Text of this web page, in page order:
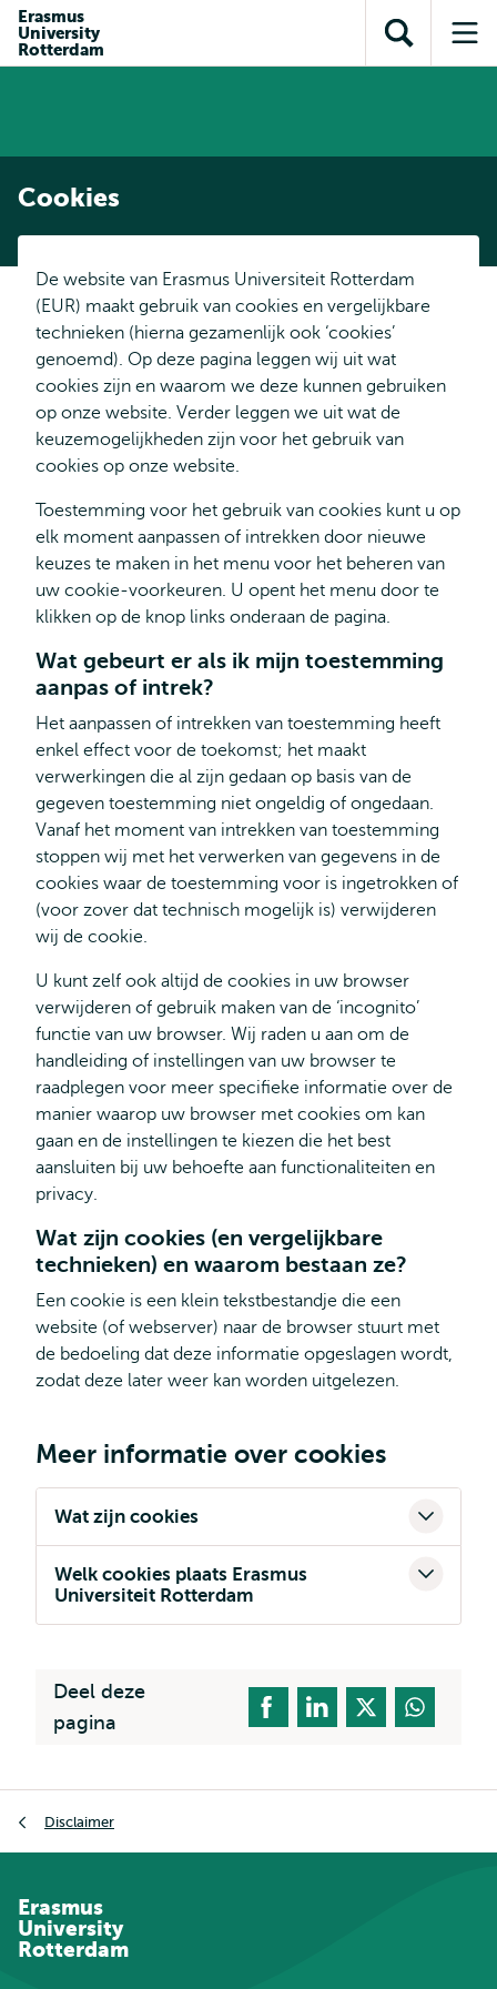
inhoud
Direct naar
subnavigatie
Erasmus
University
Rotterdam
Toon
zoekveld
Cookies
De website van Erasmus Universiteit Rotterdam
(EUR) maakt gebruik van cookies en vergelijkbare
technieken (hierna gezamenlijk ook ‘cookies’
genoemd). Op deze pagina leggen wij uit wat
cookies zijn en waarom we deze kunnen gebruiken
op onze website. Verder leggen we uit wat de
keuzemogelijkheden zijn voor het gebruik van
cookies op onze website.
Toestemming voor het gebruik van cookies kunt u op
elk moment aanpassen of intrekken door nieuwe
keuzes te maken in het menu voor het beheren van
uw cookie-voorkeuren. U opent het menu door te
klikken op de knop links onderaan de pagina.
Wat gebeurt er als ik mijn toestemming
aanpas of intrek?
Het aanpassen of intrekken van toestemming heeft
enkel effect voor de toekomst; het maakt
verwerkingen die al zijn gedaan op basis van de
gegeven toestemming niet ongeldig of ongedaan.
Vanaf het moment van intrekken van toestemming
stoppen wij met het verwerken van gegevens in de
cookies waar de toestemming voor is ingetrokken of
(voor zover dat technisch mogelijk is) verwijderen
wij de cookie.
U kunt zelf ook altijd de cookies in uw browser
verwijderen of gebruik maken van de ‘incognito’
functie van uw browser. Wij raden u aan om de
handleiding of instellingen van uw browser te
raadplegen voor meer specifieke informatie over de
manier waarop uw browser met cookies om kan
gaan en de instellingen te kiezen die het best
aansluiten bij uw behoefte aan functionaliteiten en
privacy.
Wat zijn cookies (en vergelijkbare
technieken) en waarom bestaan ze?
Een cookie is een klein tekstbestandje die een
website (of webserver) naar de browser stuurt met
de bedoeling dat deze informatie opgeslagen wordt,
zodat deze later weer kan worden uitgelezen.
Meer informatie over cookies
Wat zijn cookies
Welk cookies plaats Erasmus
Universiteit Rotterdam
Deel deze
pagina
Disclaimer
Erasmus
University
Rotterdam